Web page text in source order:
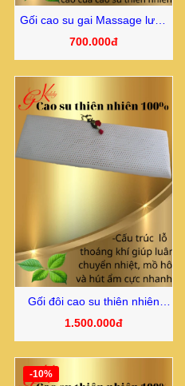
Gối cao su gai Massage lượn
sóng
700.000đ
Gối đôi cao su thiên nhiên
150*14 cm
1.500.000đ
-10%